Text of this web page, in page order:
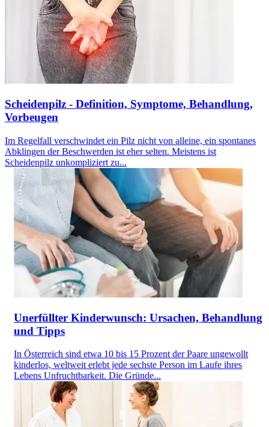
Scheidenpilz - Definition, Symptome, Behandlung,
Vorbeugen
Im Regelfall verschwindet ein Pilz nicht von alleine, ein spontanes
Abklingen der Beschwerden ist eher selten. Meistens ist
Scheidenpilz unkompliziert zu...
Unerfüllter Kinderwunsch: Ursachen, Behandlung
und Tipps
In Österreich sind etwa 10 bis 15 Prozent der Paare ungewollt
kinderlos, weltweit erlebt jede sechste Person im Laufe ihres
Lebens Unfruchtbarkeit. Die Gründe...